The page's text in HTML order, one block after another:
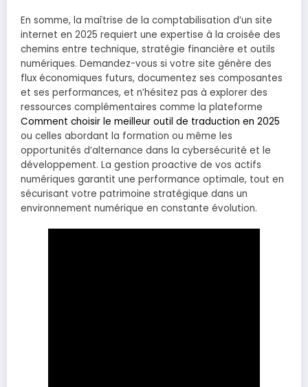
En somme, la maîtrise de la comptabilisation d’un site
internet en 2025 requiert une expertise à la croisée des
chemins entre technique, stratégie financière et outils
numériques. Demandez-vous si votre site génère des
flux économiques futurs, documentez ses composantes
et ses performances, et n’hésitez pas à explorer des
ressources complémentaires comme la plateforme
Comment choisir le meilleur outil de traduction en 2025
ou celles abordant la formation ou même les
opportunités d’alternance dans la cybersécurité et le
développement. La gestion proactive de vos actifs
numériques garantit une performance optimale, tout en
sécurisant votre patrimoine stratégique dans un
environnement numérique en constante évolution.